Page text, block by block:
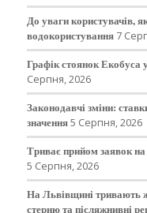
До уваги користувачів,
водокористування 7
Графік стоянок Екобуса
Серпня, 2026
Законодавчі зміни:
значення5 Серпня, 2026
Триває прийом заявок
5 Серпня, 2026
На Львівщині тривають
стерню та післяжнивні